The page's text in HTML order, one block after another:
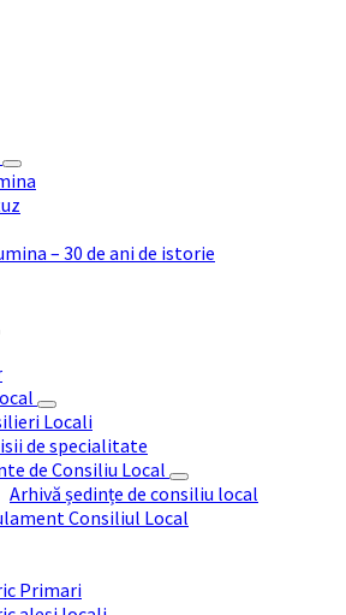
– 30 de ani de istorie
Locali
de specialitate
de Consiliu Local
Arhivă ședințe de consiliu local
Consiliul Local
Primari